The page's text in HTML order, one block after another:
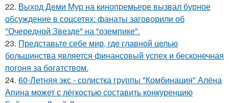
22. Выход Деми Мур на кинопремьере вызвал бурное
обсуждение в соцсетях: фанаты заговорили об
"Очередной Звезде" на "оземпике".
23. Представьте себе мир, где главной целью
большинства является финансовый успех и бесконечная
погоня за богатством.
24. 60-Летняя экс - солистка группы "Комбинация" Алёна
Апина может с лёгкостью составить конкуренцию